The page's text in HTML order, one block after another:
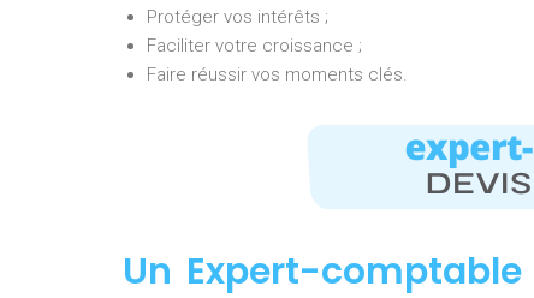
Protéger vos intérêts ;
Faciliter votre croissance ;
Faire réussir vos moments clés.
Un Expert-